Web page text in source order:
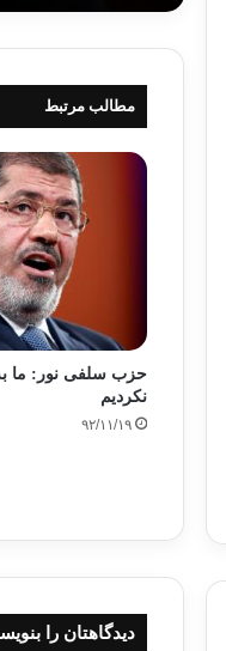
مطالب مرتبط
حزب سلفی نور: ما
نکردیم
۹۲/۱۱/۱۹
دیدگاهتان را